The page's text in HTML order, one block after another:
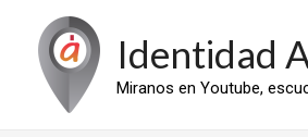
contenido
Identidad
Miranos en Youtube,